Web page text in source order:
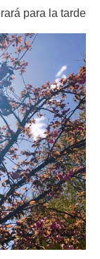
para la tarde